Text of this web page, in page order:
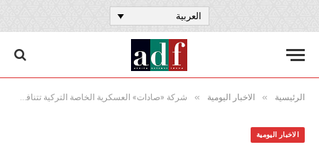
العربية
الرئيسية » الاخبار اليومية » شركة «صادات» العسكرية الخاصة التركية تتنافس على النفوذ في منطقة الساحل
الاخبار اليومية